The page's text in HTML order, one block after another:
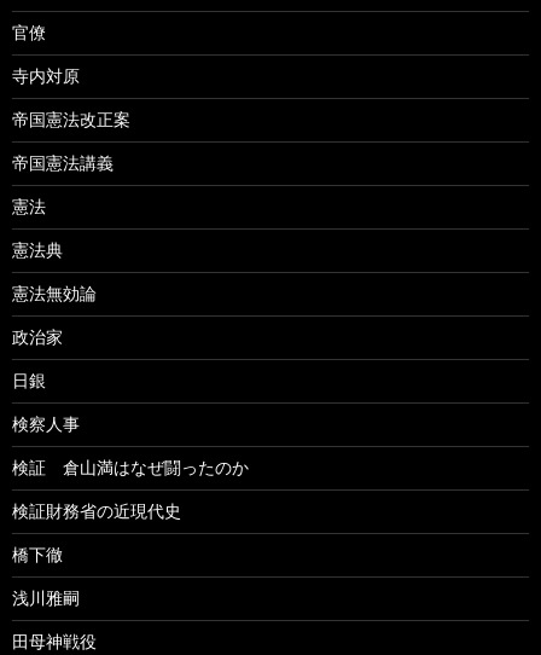
官僚
寺内対原
帝国憲法改正案
帝国憲法講義
憲法
憲法典
憲法無効論
政治家
日銀
検察人事
検証 倉山満はなぜ闘ったのか
検証財務省の近現代史
橋下徹
浅川雅嗣
田母神戦役